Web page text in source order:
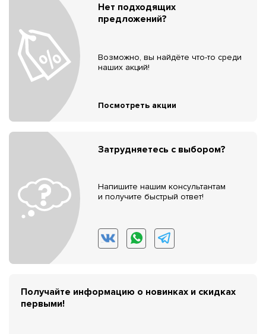
Нет подходящих
предложений?
Возможно, вы найдёте что-то среди
наших акций!
Посмотреть акции
Затрудняетесь с выбором?
Напишите нашим консультантам
и получите быстрый ответ!
Получайте информацию о новинках и скидках
первыми!